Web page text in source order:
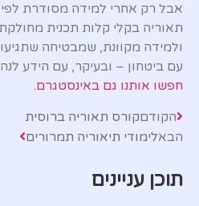
אבל רק אחרי למידה מסודרת
תאוריה בקלי קלות תכנית
ולמידה מקוונת, שמבטיחה
עם ביטחון – ובעיקר, עם הידע
חפשו אותנו גם באינסטגרם.
הקודםקורס תאוריה ברוסית
הבאלימודי תיאוריה תמרורים
תוכן עניינים